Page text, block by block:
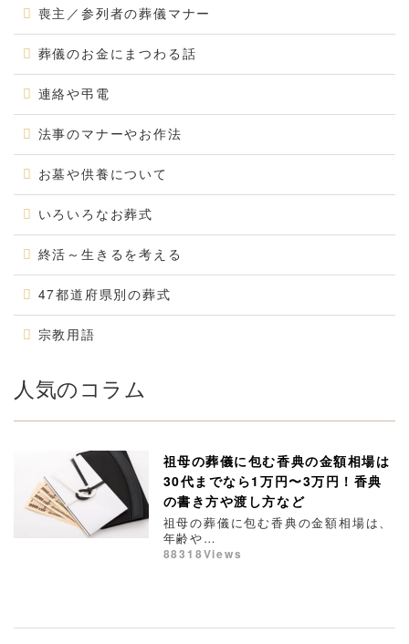
喪主／参列者の葬儀マナー
葬儀のお金にまつわる話
連絡や弔電
法事のマナーやお作法
お墓や供養について
いろいろなお葬式
終活～生きるを考える
47都道府県別の葬式
宗教用語
人気のコラム
祖母の葬儀に包む香典の金額相場は
30代までなら1万円〜3万円！香典
の書き方や渡し方など
祖母の葬儀に包む香典の金額相場は、
年齢や…
88318Views